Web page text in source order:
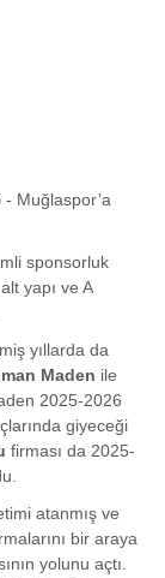
- Muğlaspor’a
sponsorluk
yapı ve A
yıllarda da
Maden ile
2025-2026
giyeceği
firması da 2025-
atanmış ve
bir araya
yolunu açtı.